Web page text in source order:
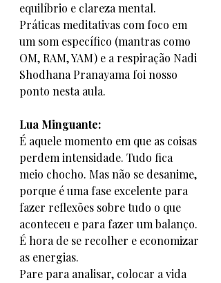
equilíbrio e clareza mental.
Práticas meditativas com foco em
um som específico (mantras como
OM, RAM, YAM) e a respiração Nadi
Shodhana Pranayama foi nosso
ponto nesta aula.
Lua Minguante:
É aquele momento em que as coisas
perdem intensidade. Tudo fica
meio chocho. Mas não se desanime,
porque é uma fase excelente para
fazer reflexões sobre tudo o que
aconteceu e para fazer um balanço.
É hora de se recolher e economizar
as energias.
Pare para analisar, colocar a vida